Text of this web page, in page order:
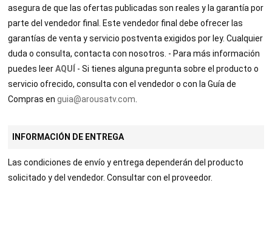
asegura de que las ofertas publicadas son reales y la garantía por
parte del vendedor final. Este vendedor final debe ofrecer las
garantías de venta y servicio postventa exigidos por ley. Cualquier
duda o consulta, contacta con nosotros. - Para más información
puedes leerAQUÍ - Si tienes alguna pregunta sobre el producto o
servicio ofrecido, consulta con el vendedor o con la Guía de
Compras enguia@arousatv.com
INFORMACIÓN DE ENTREGA
Las condiciones de envío y entrega dependerán del producto
solicitado y del vendedor. Consultar con el proveedor.